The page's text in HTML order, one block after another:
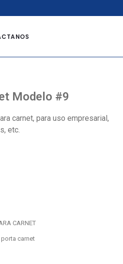
Modelo #9
carnet, para uso empresarial,
etc.
CARNET
porta carnet